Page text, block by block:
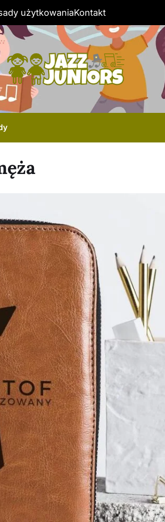
użytkowaniaKontakt